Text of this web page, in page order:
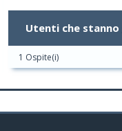
Utenti che
1 Ospite(i)